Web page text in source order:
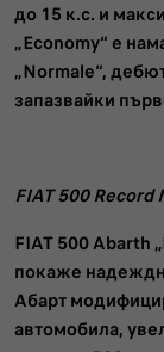
до 15 к.с. и
„Economy“ е
„Normale“,
запазвайки
FIAT 500 Record
FIAT 500 Abarth
покаже
Абарт
автомобила,